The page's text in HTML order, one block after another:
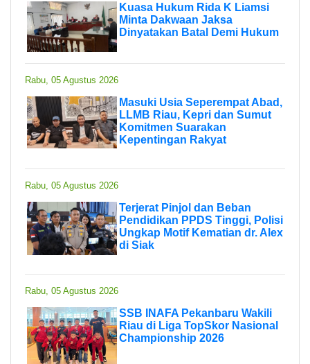
Kuasa Hukum Rida K Liamsi
Minta Dakwaan Jaksa
Dinyatakan Batal Demi Hukum
Rabu, 05 Agustus 2026
Masuki Usia Seperempat Abad,
LLMB Riau, Kepri dan Sumut
Komitmen Suarakan
Kepentingan Rakyat
Rabu, 05 Agustus 2026
Terjerat Pinjol dan Beban
Pendidikan PPDS Tinggi, Polisi
Ungkap Motif Kematian dr. Alex
di Siak
Rabu, 05 Agustus 2026
SSB INAFA Pekanbaru Wakili
Riau di Liga TopSkor Nasional
Championship 2026